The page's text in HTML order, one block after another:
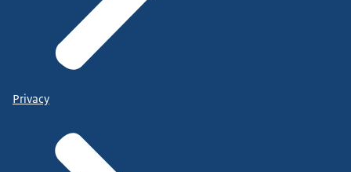
Privacy